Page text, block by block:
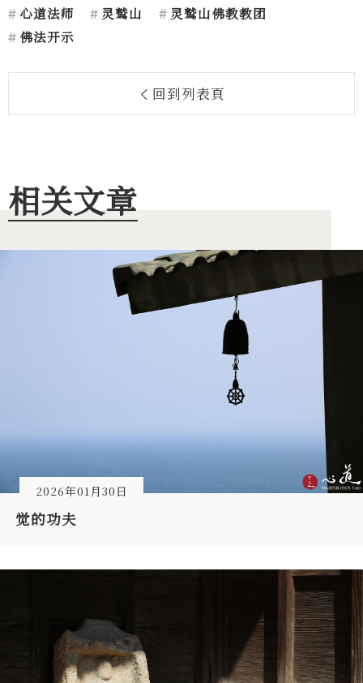
心道法师 灵鹫山
灵鹫山佛教教团
佛法开示
回到列表頁
相关文章
2026年01月30日
觉的功夫